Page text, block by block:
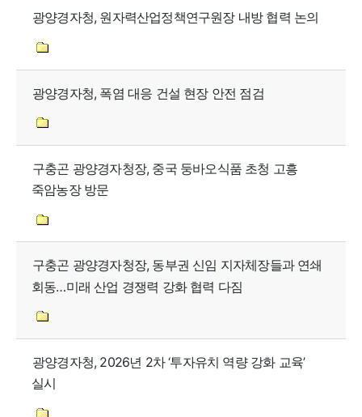
광양경자청, 원자력산업정책연구원장 내방 협력 논의
광양경자청, 폭염 대응 건설 현장 안전 점검
구충곤 광양경자청장, 중국 둥바오식품 초청 고흥
죽암농장 방문
구충곤 광양경자청장, 동부권 신임 지자체장들과 연쇄
회동…미래 산업 경쟁력 강화 협력 다짐
광양경자청, 2026년 2차 ‘투자유치 역량 강화 교육’
실시